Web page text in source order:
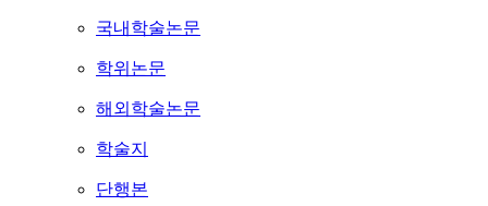
국내학술논문
학위논문
해외학술논문
학술지
단행본